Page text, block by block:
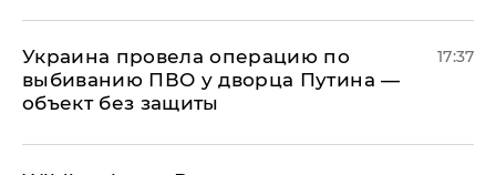
Украина провела операцию по
выбиванию ПВО у дворца Путина —
объект без защиты
17:37